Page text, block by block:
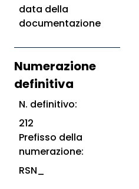
data della
documentazione
Numerazione
definitiva
N. definitivo:
212
Prefisso della
numerazione:
RSN_